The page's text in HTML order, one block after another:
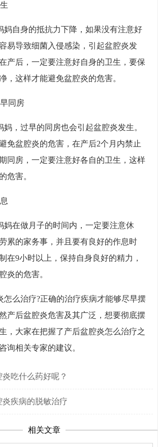
妈自身的抵抗力下降，如果没有注意好
易导致细菌入侵感染，引起盆腔炎发
产后，一定要注意好自身的卫生，要保
，这样才能避免盆腔炎的危害。
同房
妈，过早的同房也会引起盆腔炎发生。
免盆腔炎的危害，在产后2个月内禁止
同房，一定要注意好各自的卫生，这样
危害。
妈在做月子的时间内，一定要注意休
累的家务事，并且要有良好的作息时
在9小时以上，保持自身良好的精力，
炎的危害。
怎么治疗?正确的治疗疾病才能够尽早摆
产后盆腔炎危害及其广泛，想要彻底摆
，大家在把握了产后盆腔炎怎么治疗之
询相关专家的建议。
吃什么药好呢？
炎疾病的脱敏治疗
相关文章